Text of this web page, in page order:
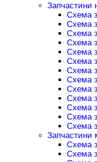
Запчастини
Схема
Схема
Схема
Схема
Схема
Схема
Схема
Схема
Схема
Схема
Схема
Схема
Схема
Запчастини
Схема
Схема